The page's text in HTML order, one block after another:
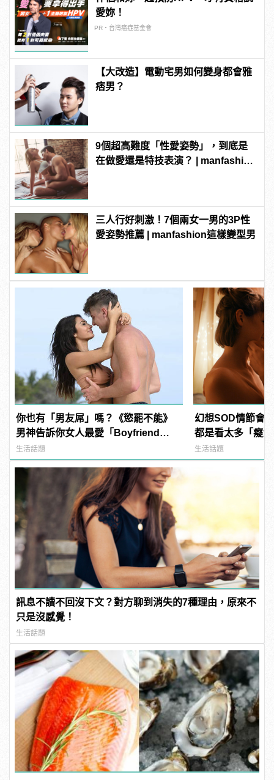
愛妳！
PR・台灣癌症基金會
【大改造】電動宅男如何變身都會雅
痞男？
9個超高難度「性愛姿勢」，到底是
在做愛還是特技表演？ | manfashion
三人行好刺激！7個兩女一男的3P性
愛姿勢推薦 | manfashion這樣變型男
你也有「男友屌」嗎？《慾罷不能》
男神告訴你女人最愛「Boyfriend
Dick」是啥？
生活話題
幻想SOD情節會
都是看太多「癡
生活話題
訊息不讀不回沒下文？對方聊到消失的7種理由，原來不
只是沒感覺！
生活話題